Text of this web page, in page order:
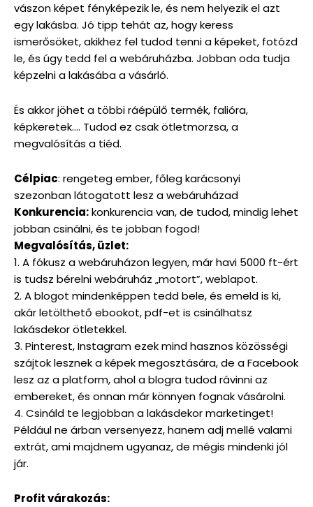
vászon képet fényképezik le, és nem helyezik el azt
egy lakásba. Jó tipp tehát az, hogy keress
ismerősöket, akikhez fel tudod tenni a képeket, fotózd
le, és úgy tedd fel a webáruházba. Jobban oda tudja
képzelni a lakásába a vásárló.
És akkor jöhet a többi ráépülő termék, falióra,
képkeretek…. Tudod ez csak ötletmorzsa, a
megvalósítás a tiéd.
Célpiac: rengeteg ember, főleg karácsonyi
szezonban látogatott lesz a webáruházad
Konkurencia:konkurencia van, de tudod, mindig lehet
jobban csinálni, és te jobban fogod!
Megvalósítás, üzlet:
1. A fókusz a webáruházon legyen, már havi 5000 ft-ért
is tudsz bérelni webáruház „motort”, weblapot.
2. A blogot mindenképpen tedd bele, és emeld is ki,
akár letölthető ebookot, pdf-et is csinálhatsz
lakásdekor ötletekkel.
3. Pinterest, Instagram ezek mind hasznos közösségi
szájtok lesznek a képek megosztására, de a Facebook
lesz az a platform, ahol a blogra tudod rávinni az
embereket, és onnan már könnyen fognak vásárolni.
4. Csináld te legjobban a lakásdekor marketinget!
Például ne árban versenyezz, hanem adj mellé valami
extrát, ami majdnem ugyanaz, de mégis mindenki jól
jár.
Profit várakozás: